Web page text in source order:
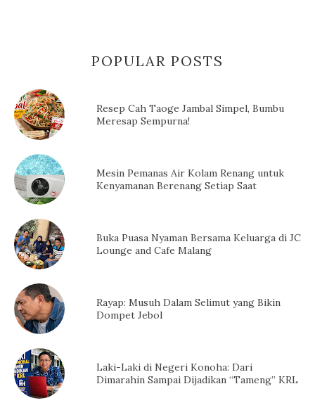
POPULAR POSTS
Resep Cah Taoge Jambal Simpel, Bumbu
Meresap Sempurna!
Mesin Pemanas Air Kolam Renang untuk
Kenyamanan Berenang Setiap Saat
Buka Puasa Nyaman Bersama Keluarga di JC
Lounge and Cafe Malang
Rayap: Musuh Dalam Selimut yang Bikin
Dompet Jebol
Laki-Laki di Negeri Konoha: Dari
Dimarahin Sampai Dijadikan “Tameng” KRL